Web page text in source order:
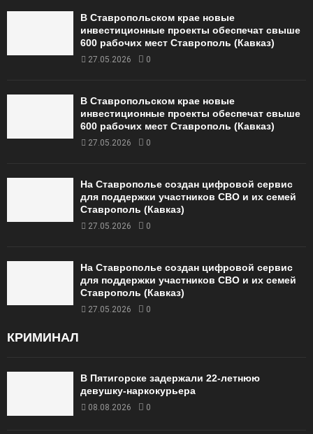
В Ставропольском крае новые
инвестиционные проекты обеспечат свыше
600 рабочих мест Ставрополь (Кавказ)
27.05.2026 0
В Ставропольском крае новые
инвестиционные проекты обеспечат свыше
600 рабочих мест Ставрополь (Кавказ)
27.05.2026 0
На Ставрополье создан цифровой сервис
для поддержки участников СВО и их семей
Ставрополь (Кавказ)
27.05.2026 0
На Ставрополье создан цифровой сервис
для поддержки участников СВО и их семей
Ставрополь (Кавказ)
27.05.2026 0
КРИМИНАЛ
В Пятигорске задержали 22-летнюю
девушку-наркокурьера
08.08.2026 0